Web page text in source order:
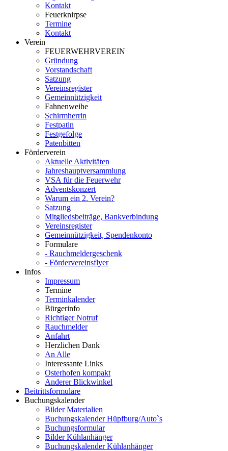
Kontakt
Feuerknirpse
Termine
Kontakt
Verein
FEUERWEHRVEREIN
Gründung
Vorstandschaft
Satzung
Vereinsregister
Gemeinnützigkeit
Fahnenweihe
Schirmherrin
Festpatin
Festgefolge
Patenbitten
Förderverein
Aktuelle Aktivitäten
Jahreshauptversammlung
VSA für die Feuerwehr
Adventskonzert
Warum ein 2. Verein?
Satzung
Mitgliedsbeiträge, Bankverbindung
Vereinsregister
Gemeinnützigkeit, Spendenkonto
Formulare
- Rauchmeldergeschenk
- Fördervereinsflyer
Infos
Impressum
Termine
Terminkalender
Bürgerinfo
Richtiger Notruf
Rauchmelder
Anfahrt
Herzlichen Dank
An Alle
Interessante Links
Osterhofen kompakt
Anderer Blickwinkel
Beitrittsformulare
Buchungskalender
Bilder Materialien
Buchungskalender Hüpfburg/Auto`s
Buchungsformular
Bilder Kühlanhänger
Buchungskalender Kühlanhänger